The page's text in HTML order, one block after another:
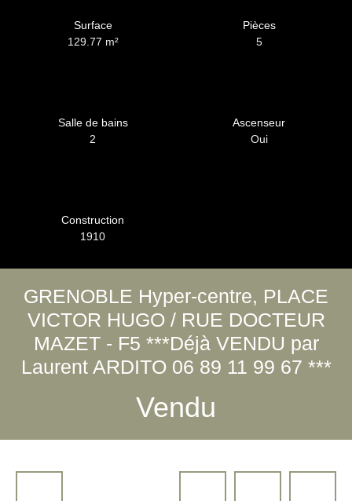
Surface
129.77 m²
Pièces
5
Salle de bains
2
Ascenseur
Oui
Construction
1910
GRENOBLE Hyper-centre, PLACE
VICTOR HUGO / RUE DOCTEUR
MAZET - F5 ***Déjà VENDU par
Laurent ARDITO 06 89 11 99 67 ***
Vendu